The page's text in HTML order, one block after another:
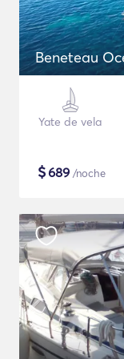
Beneteau
Yate de vela
$689 /noche